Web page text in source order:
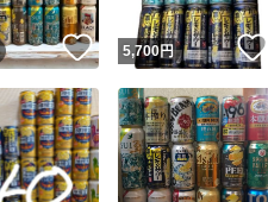
いいね！
5,700円